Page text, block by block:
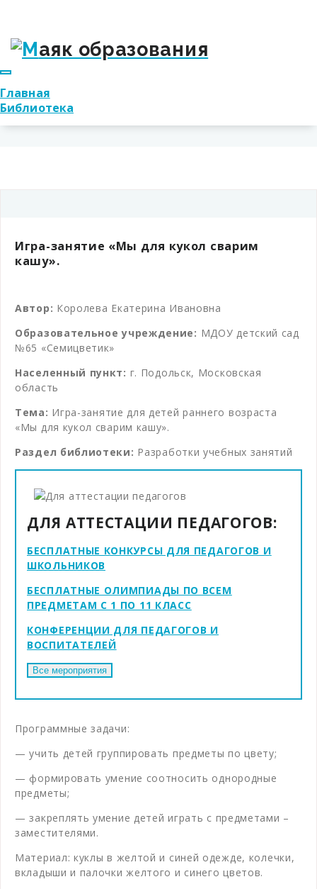
Главная
Библиотека
Игра-занятие «Мы для кукол сварим
кашу».
Автор: Королева Екатерина Ивановна
Образовательное учреждение: МДОУ детский сад
№65 «Семицветик»
Населенный пункт: г. Подольск, Московская
область
Тема: Игра-занятие для детей раннего возраста
«Мы для кукол сварим кашу».
Раздел библиотеки: Разработки учебных занятий
ДЛЯ АТТЕСТАЦИИ ПЕДАГОГОВ:
БЕСПЛАТНЫЕ КОНКУРСЫ ДЛЯ ПЕДАГОГОВ И
ШКОЛЬНИКОВ
БЕСПЛАТНЫЕ ОЛИМПИАДЫ ПО ВСЕМ
ПРЕДМЕТАМ С 1 ПО 11 КЛАСС
КОНФЕРЕНЦИИ ДЛЯ ПЕДАГОГОВ И
ВОСПИТАТЕЛЕЙ
Программные задачи:
— учить детей группировать предметы по цвету;
— формировать умение соотносить однородные
предметы;
— закреплять умение детей играть с предметами –
заместителями.
Материал: куклы в желтой и синей одежде, колечки,
вкладыши и палочки желтого и синего цветов.